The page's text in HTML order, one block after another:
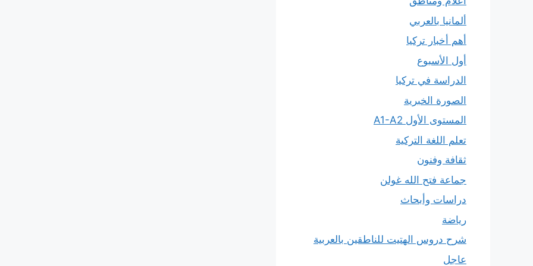
ألمانيا بالعربي
أهم أخبار تركيا
أول الأسبوع
الدراسة في تركيا
الصورة الخبرية
المستوى الأول A1-A2
تعلم اللغة التركية
ثقافة وفنون
جماعة فتح الله غولن
دراسات وأبحاث
رياضة
شرح دروس الهتيت للناطقين بالعربية
عاجل